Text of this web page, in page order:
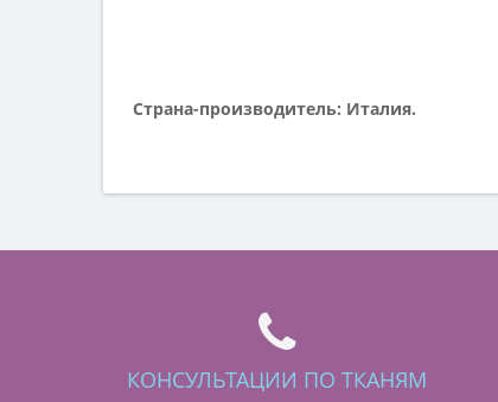
Страна-производитель: Италия.
КОНСУЛЬТАЦИИ ПО ТКАНЯМ